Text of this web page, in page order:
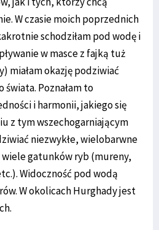
W czasie moich poprzednich
schodziłam pod wodę i
w masce z fajką tuż
miałam okazję podziwiać
Poznałam to
i harmonii, jakiego się
z tym wszechogarniającym
niezwykłe, wielobarwne
gatunków ryb (mureny,
Widoczność pod wodą
W okolicach Hurghady jest